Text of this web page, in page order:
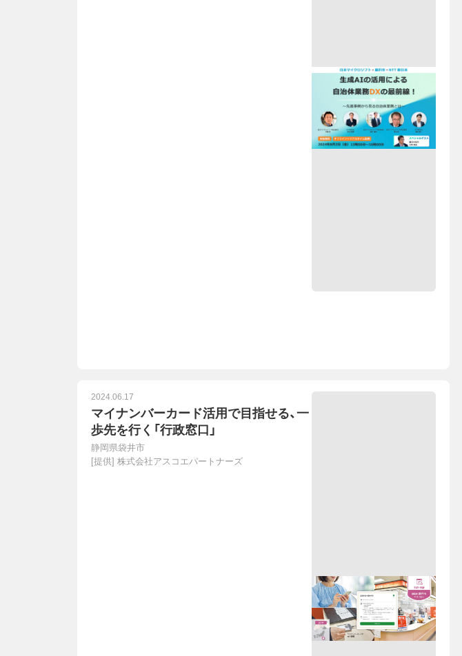
2024.06.17
マイナンバーカード活用で目指せる、一
歩先を行く「行政窓口」
静岡県袋井市
[提供] 株式会社アスコエパートナーズ